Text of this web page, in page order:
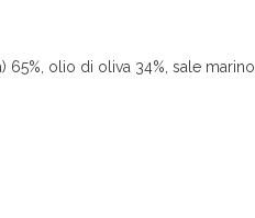
65%, olio di oliva 34%, sale marino.